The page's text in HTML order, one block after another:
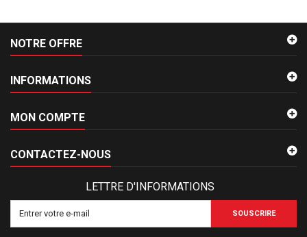
NOTRE OFFRE
INFORMATIONS
MON COMPTE
CONTACTEZ-NOUS
LETTRE D'INFORMATIONS
SOUSCRIRE